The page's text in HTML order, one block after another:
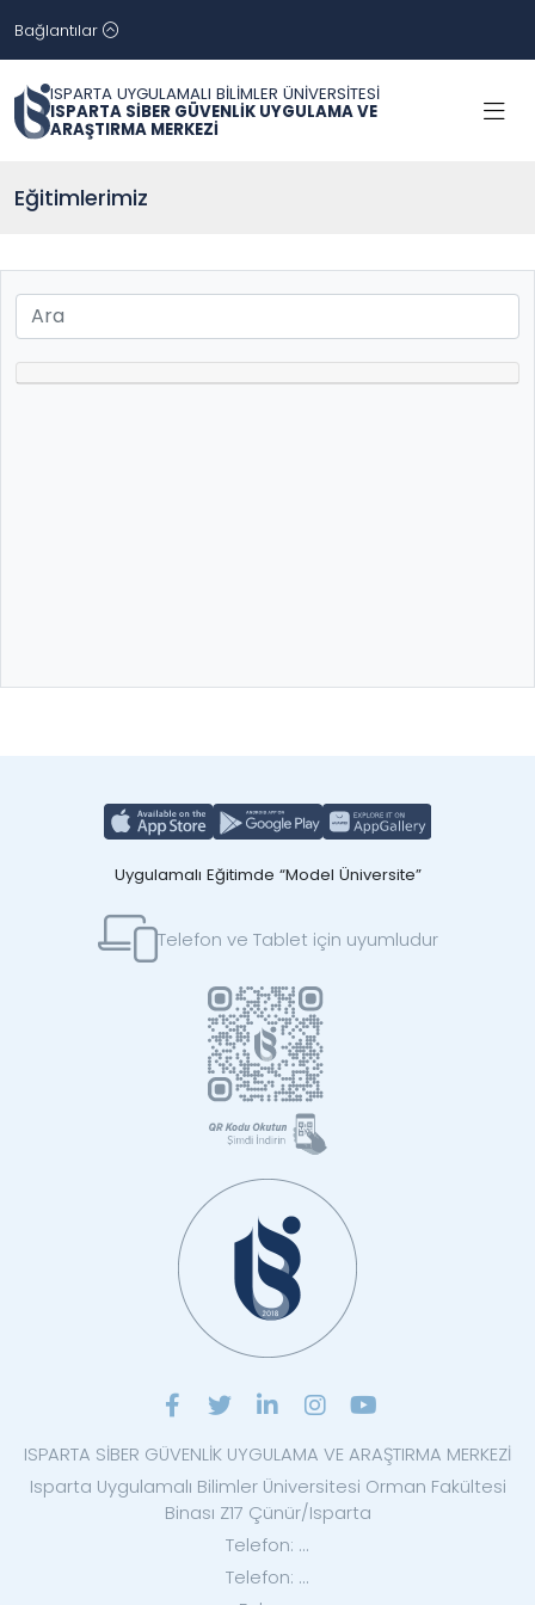
Bağlantılar
ISPARTA UYGULAMALI BİLİMLER ÜNİVERSİTESİ
ISPARTA SİBER GÜVENLİK UYGULAMA VE
ARAŞTIRMA MERKEZİ
Eğitimlerimiz
Uygulamalı Eğitimde “Model Üniversite”
Telefon ve Tablet için uyumludur
ISPARTA SİBER GÜVENLİK UYGULAMA VE ARAŞTIRMA MERKEZİ
Isparta Uygulamalı Bilimler Üniversitesi Orman Fakültesi
Binası Z17 Çünür/Isparta
Telefon: ...
Telefon: ...